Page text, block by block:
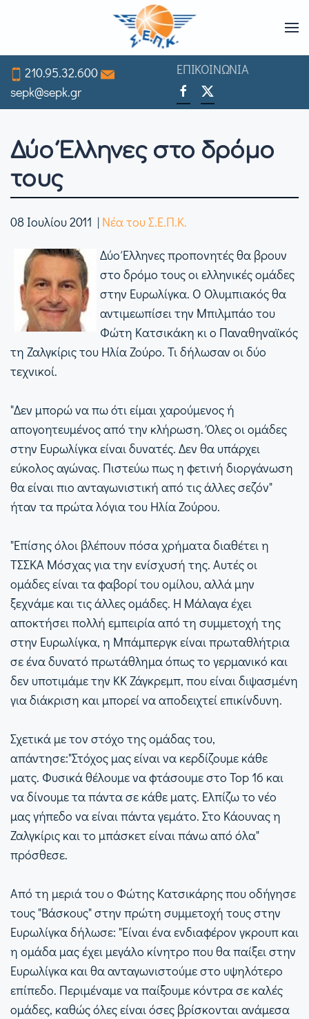
to
main
content
210.95.32.600
sepk@sepk.gr
ΕΠΙΚΟΙΝΩΝΙΑ
Δύο Έλληνες στο δρόμο
τους
08 Ιουλίου 2011 | Νέα του Σ.Ε.Π.Κ.
Δύο Έλληνες προπονητές θα βρουν
στο δρόμο τους οι ελληνικές ομάδες
στην Ευρωλίγκα. Ο Ολυμπιακός θα
αντιμεωπίσει την Μπιλμπάο του
Φώτη Κατσικάκη κι ο Παναθηναϊκός
τη Ζαλγκίρις του Ηλία Ζούρο. Τι δήλωσαν οι δύο
τεχνικοί.
"Δεν μπορώ να πω ότι είμαι χαρούμενος ή
απογοητευμένος από την κλήρωση. Όλες οι ομάδες
στην Ευρωλίγκα είναι δυνατές. Δεν θα υπάρχει
εύκολος αγώνας. Πιστεύω πως η φετινή διοργάνωση
θα είναι πιο ανταγωνιστική από τις άλλες σεζόν"
ήταν τα πρώτα λόγια του Ηλία Ζούρου.
"Επίσης όλοι βλέπουν πόσα χρήματα διαθέτει η
ΤΣΣΚΑ Μόσχας για την ενίσχυσή της. Αυτές οι
ομάδες είναι τα φαβορί του ομίλου, αλλά μην
ξεχνάμε και τις άλλες ομάδες. Η Μάλαγα έχει
αποκτήσει πολλή εμπειρία από τη συμμετοχή της
στην Ευρωλίγκα, η Μπάμπεργκ είναι πρωταθλήτρια
σε ένα δυνατό πρωτάθλημα όπως το γερμανικό και
δεν υποτιμάμε την ΚΚ Ζάγκρεμπ, που είναι διψασμένη
για διάκριση και μπορεί να αποδειχτεί επικίνδυνη.
Σχετικά με τον στόχο της ομάδας του,
απάντησε:"Στόχος μας είναι να κερδίζουμε κάθε
ματς. Φυσικά θέλουμε να φτάσουμε στο Top 16 και
να δίνουμε τα πάντα σε κάθε ματς. Ελπίζω το νέο
μας γήπεδο να είναι πάντα γεμάτο. Στο Κάουνας η
Ζαλγκίρις και το μπάσκετ είναι πάνω από όλα"
πρόσθεσε.
Από τη μεριά του ο Φώτης Κατσικάρης που οδήγησε
τους "Βάσκους" στην πρώτη συμμετοχή τους στην
Ευρωλίγκα δήλωσε: "Είναι ένα ενδιαφέρον γκρουπ και
η ομάδα μας έχει μεγάλο κίνητρο που θα παίξει στην
Ευρωλίγκα και θα ανταγωνιστούμε στο υψηλότερο
επίπεδο. Περιμέναμε να παίξουμε κόντρα σε καλές
ομάδες, καθώς όλες είναι όσες βρίσκονται ανάμεσα